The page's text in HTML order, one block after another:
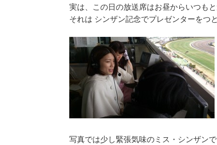
実は、この日の放送席はお昼からいつも
それは シンザン記念でプレゼンターをつ
写真では少し緊張気味のミス・シンザン